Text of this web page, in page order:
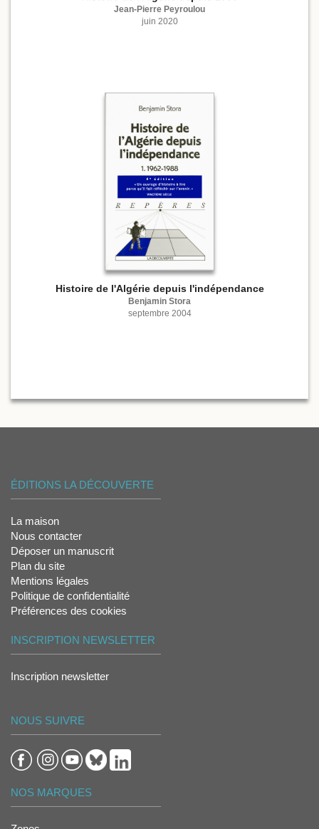
Jean-Pierre Peyroulou
juin 2020
Histoire de l'Algérie depuis l'indépendance
Benjamin Stora
septembre 2004
ÉDITIONS LA DÉCOUVERTE
La maison
Nous contacter
Déposer un manuscrit
Plan du site
Mentions légales
Politique de confidentialité
Préférences des cookies
INSCRIPTION NEWSLETTER
Inscription newsletter
NOUS SUIVRE
NOS MARQUES